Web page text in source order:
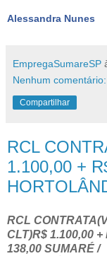
Alessandra Nunes
EmpregaSumareSP
Nenhum comentário:
Compartilhar
RCL
1.100,00 +
RCL
CLT)R$ 1.100,00 +
138,00 SUMARÉ /